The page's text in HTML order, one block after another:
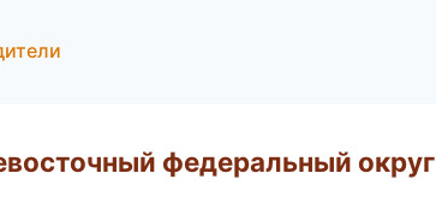
федеральный округ